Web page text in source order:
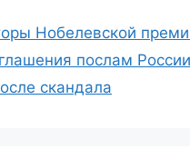
Нобелевской
послам
скандала